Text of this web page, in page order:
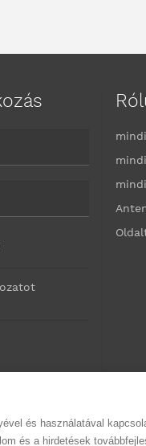
és használatával
és a hirdetések